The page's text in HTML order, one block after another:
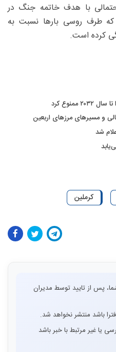
با هدف خاتمه جنگ در
که طرف روسی بارها نسبت به
کرده است.
کرد
و مسیرهای مرزهای اربعین
شد
کرملین
پس از تایید توسط مدیران
باشد منتشر نخواهد شد.
یا غیر مرتبط با خبر باشد